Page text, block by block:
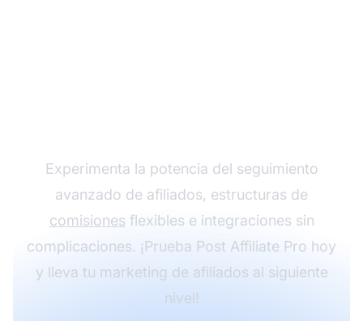
Experimenta la potencia del seguimiento
avanzado de afiliados, estructuras de
comisiones flexibles e integraciones sin
complicaciones. ¡Prueba Post Affiliate Pro hoy
y lleva tu marketing de afiliados al siguiente
nivel!